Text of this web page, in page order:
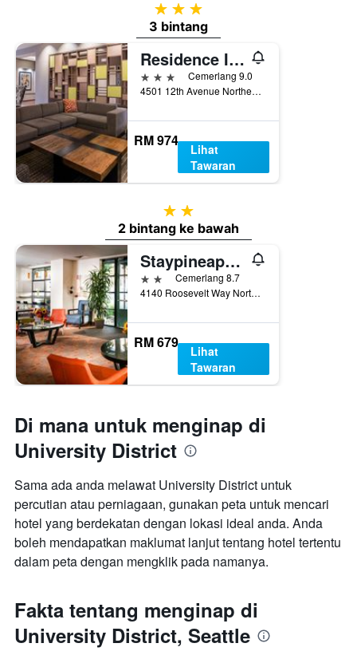
3 bintang
3 bintang
Residence Inn by Marriott Seattle University District
3 bintangCemerlang 9.0
4501 12th Avenue Northeast, Seattle, WA, Amerika Syarikat
RM 974
Lihat
Tawaran
2 bintang
2 bintang ke bawah
Staypineapple, University Inn, University District Seattle
2 bintangCemerlang 8.7
4140 Roosevelt Way Northeast, Seattle, WA, Amerika Syarikat
RM 679
Lihat
Tawaran
Di mana untuk menginap di
University District
Sama ada anda melawat University District untuk
percutian atau perniagaan, gunakan peta untuk mencari
hotel yang berdekatan dengan lokasi ideal anda. Anda
boleh mendapatkan maklumat lanjut tentang hotel tertentu
dalam peta dengan mengklik pada namanya.
Fakta tentang menginap di
University District, Seattle